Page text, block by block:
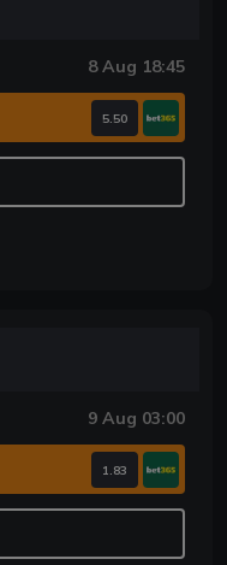
8 Aug 18:45
5.50
9 Aug 03:00
1.83